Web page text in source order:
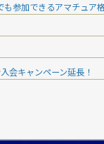
も参加できるアマチュア
会キャンペーン延長！